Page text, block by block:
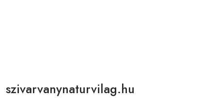
szivarvanynaturvilag.hu